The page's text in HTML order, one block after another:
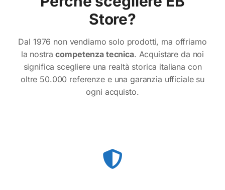
Conferma
Store?
Dal 1976 non vendiamo solo prodotti, ma offriamo
la nostracompetenza tecnica. Acquistare da noi
significa scegliere una realtà storica italiana con
oltre 50.000 referenze e una garanzia ufficiale su
ogni acquisto.
Conferma